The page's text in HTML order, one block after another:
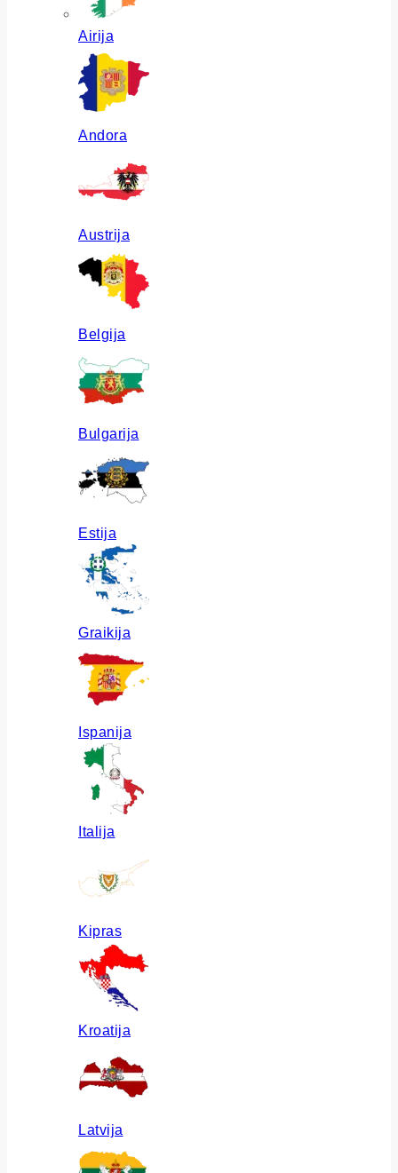
Airija
Andora
Austrija
Belgija
Bulgarija
Estija
Graikija
Ispanija
Italija
Kipras
Kroatija
Latvija